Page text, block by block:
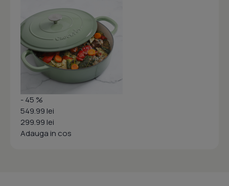
- 45 %
549.99 lei
299.99 lei
Adauga in cos